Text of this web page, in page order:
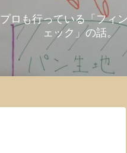
プロも行っている「フィ
ェック」の話。